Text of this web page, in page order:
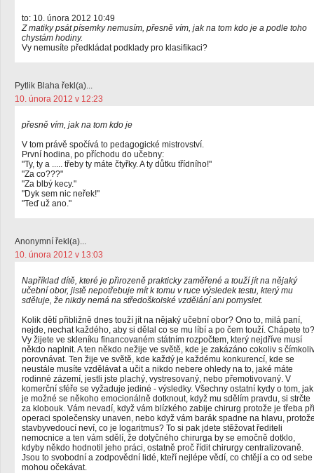
to: 10. února 2012 10:49
Z matiky psát písemky nemusím, přesně vím, jak na tom kdo je a podle toho
chystám hodiny.
Vy nemusíte předkládat podklady pro klasifikaci?
Pytlik Blaha řekl(a)...
10. února 2012 v 12:23
přesně vím, jak na tom kdo je
V tom právě spočívá to pedagogické mistrovství.
První hodina, po příchodu do učebny:
"Ty, ty a ..... třeby ty máte čtyřky. A ty důtku třídního!"
"Za co???"
"Za blbý kecy."
"Dyk sem nic neřek!"
"Teď už ano."
Anonymní řekl(a)...
10. února 2012 v 13:03
Například dítě, které je přirozeně prakticky zaměřené a touží jít na nějaký
učební obor, jistě nepotřebuje mít k tomu v ruce výsledek testu, který mu
sděluje, že nikdy nemá na středoškolské vzdělání ani pomyslet.
Kolik dětí přibližně dnes touží jít na nějaký učební obor? Ono to, milá paní,
nejde, nechat každého, aby si dělal co se mu líbí a po čem touží. Chápete to?
Vy žijete ve skleníku financovaném státním rozpočtem, který nejdříve musí
někdo naplnit. A ten někdo nežije ve světě, kde je zakázáno cokoliv s
porovnávat. Ten žije ve světě, kde každý je každému konkurencí, kde se
neustále musíte vzdělávat a učit a nikdo nebere ohledy na to, jaké máte
rodinné zázemí, jestli jste plachý, vystresovaný, nebo přemotivovaný. V
komerční sféře se vyžaduje jediné - výsledky. Všechny ostatní kydy o tom, jak
je možné se někoho emocionálně dotknout, když mu sdělím pravdu, si strčte
za klobouk. Vám nevadí, když vám blízkého zabije chirurg protože je třeba při
operaci společensky unaven, nebo když vám barák spadne na hlavu,
stavbyvedoucí neví, co je logaritmus? To si pak jdete stěžovat řediteli
nemocnice a ten vám sdělí, že dotyčného chirurga by se emočně dotklo,
kdyby někdo hodnotil jeho práci, ostatně proč řídit chirurgy centralizovaně.
Jsou to svobodní a zodpovědní lidé, kteří nejlépe vědí, co chtějí a co od sebe
mohou očekávat.